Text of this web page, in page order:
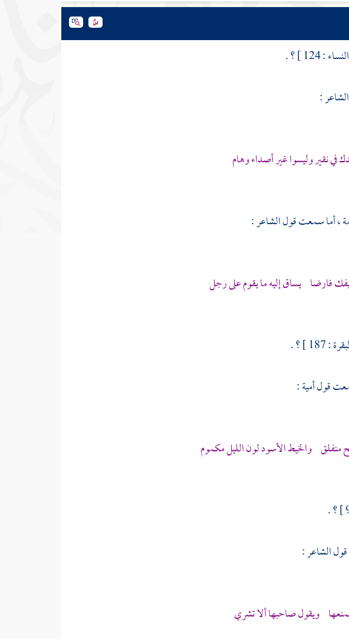
: 124 ] ؟ .
:
في نقير وليسوا غير أصداء وهام
فارضا يساق إليه ما يقوم على رجل
: 187 ] ؟ .
قولأمية:
منفلق والخيط الأسود لون الليل مكموم
الشاعر :
ويقول صاحبها ألا تشري